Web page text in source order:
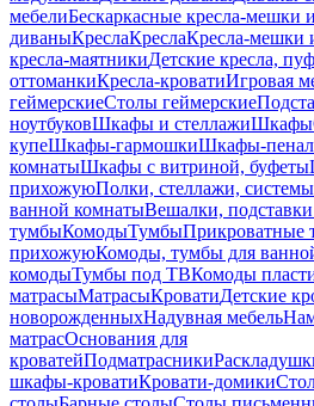
мебелиБескаркасные кресла-мешки
диваныКреслаКреслаКресла-мешки
кресла-маятникиДетские кресла,
оттоманкиКресла-кроватиИгровая
геймерскиеСтолы геймерские
ноутбуковШкафы и стеллажиШкафы
купеШкафы-гармошкиШкафы-
комнатыШкафы с витриной, буфеты
прихожуюПолки, стеллажи,
ванной комнатыВешалки, подставки
тумбыКомодыТумбыПрикроватные
прихожуюКомоды, тумбы для
комодыТумбы под ТВКомоды
матрасыМатрасыКроватиДетские
новорожденныхНадувная мебель
матрасОснования для
кроватейПодматрасники
шкафы-кроватиКровати-домики